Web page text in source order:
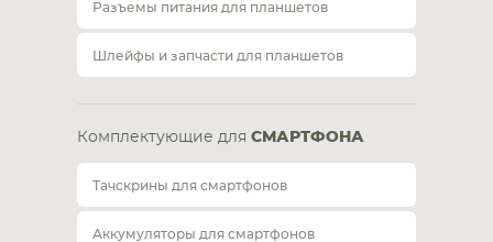
Разъемы питания для планшетов
Шлейфы и запчасти для планшетов
Комплектующие для СМАРТФОНА
Тачскрины для смартфонов
Аккумуляторы для смартфонов